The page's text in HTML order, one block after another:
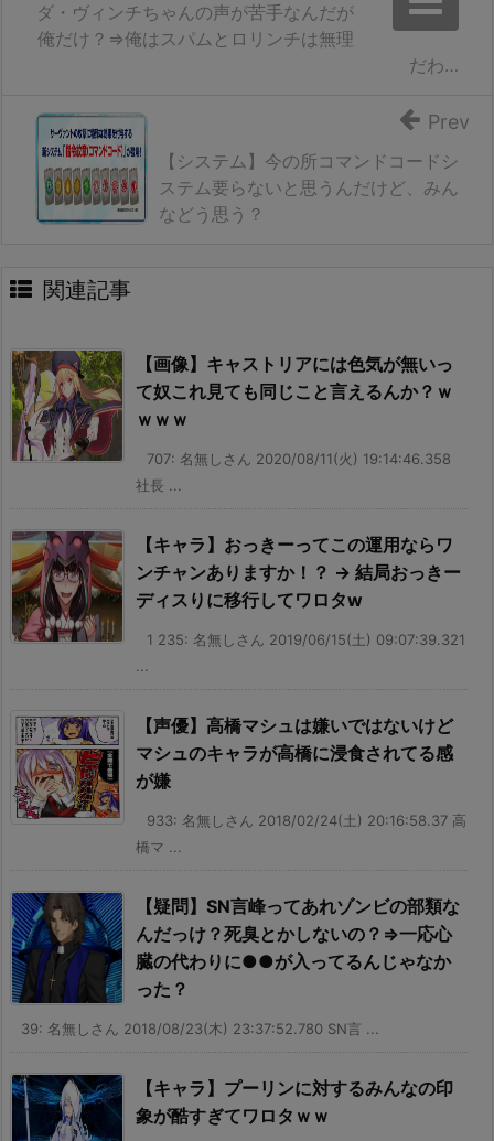
ダ・ヴィンチちゃんの声が苦手なんだが
俺だけ？⇒俺はスパムとロリンチは無理
だわ…
【システム】今の所コマンドコードシ
ステム要らないと思うんだけど、みん
などう思う？
Prev
関連記事
【画像】キャストリアには色気が無いっ
て奴これ見ても同じこと言えるんか？ｗ
ｗｗｗ
707: 名無しさん 2020/08/11(火) 19:14:46.358
社長 ...
【キャラ】おっきーってこの運用ならワ
ンチャンありますか！？ → 結局おっきー
ディスりに移行してワロタw
1 235: 名無しさん 2019/06/15(土) 09:07:39.321
...
【声優】高橋マシュは嫌いではないけど
マシュのキャラが高橋に浸食されてる感
が嫌
933: 名無しさん 2018/02/24(土) 20:16:58.37 高
橋マ ...
【疑問】SN言峰ってあれゾンビの部類な
んだっけ？死臭とかしないの？⇒一応心
臓の代わりに●●が入ってるんじゃなか
った？
39: 名無しさん 2018/08/23(木) 23:37:52.780 SN言 ...
【キャラ】プーリンに対するみんなの印
象が酷すぎてワロタｗｗ